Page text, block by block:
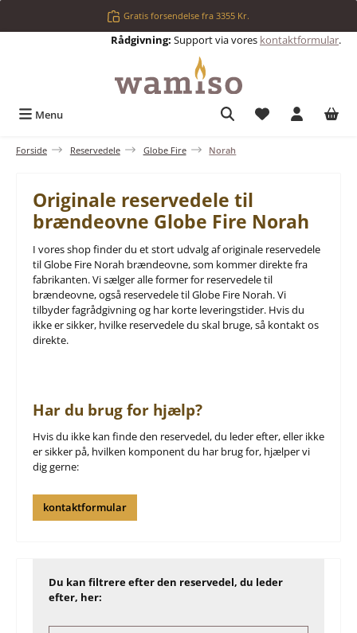
Gratis forsendelse fra 3355 Kr.
Rådgivning: Support via vores kontaktformular.
Menu Du har 0
Forside Reservedele Globe Fire Norah
Originale reservedele til
brændeovne Globe Fire Norah
I vores shop finder du et stort udvalg af originale reservedele
til Globe Fire Norah brændeovne, som kommer direkte fra
fabrikanten. Vi sælger alle former for reservedele til
brændeovne, også reservedele til Globe Fire Norah. Vi
tilbyder fagrådgivning og har korte leveringstider. Hvis du
ikke er sikker, hvilke reservedele du skal bruge, så kontakt os
direkte.
Har du brug for hjælp?
Hvis du ikke kan finde den reservedel, du leder efter, eller ikke
er sikker på, hvilken komponent du har brug for, hjælper vi
dig gerne:
kontaktformular
Du kan filtrere efter den reservedel, du leder
efter, her: